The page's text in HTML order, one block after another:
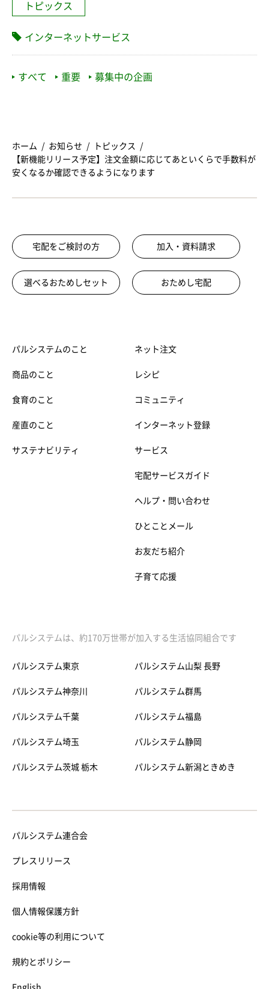
トピックス
インターネットサービス
すべて 重要 募集中の企画
ホーム お知らせ
トピックス
【新機能リリース予定】注文金額に応じてあといくらで手数料が
安くなるか確認できるようになります
宅配をご検討の方 加入・資料請求
選べるおためしセット おためし宅配
パルシステムのこと
商品のこと
食育のこと
産直のこと
サステナビリティ
ネット注文
レシピ
コミュニティ
インターネット登録
サービス
宅配サービスガイド
ヘルプ・問い合わせ
ひとことメール
お友だち紹介
子育て応援
パルシステムは、約170万世帯が加入する生活協同組合です
パルシステム東京
パルシステム神奈川
パルシステム千葉
パルシステム埼玉
パルシステム茨城 栃木
パルシステム山梨 長野
パルシステム群馬
パルシステム福島
パルシステム静岡
パルシステム新潟ときめき
パルシステム連合会
プレスリリース
採用情報
個人情報保護方針
cookie等の利用について
規約とポリシー
English